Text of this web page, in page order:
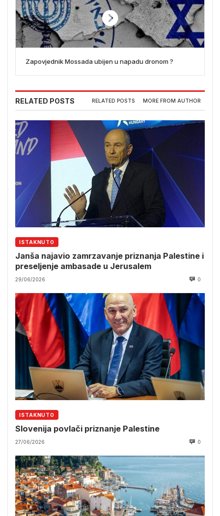
Zapovjednik Mossada ubijen u napadu dronom ?
RELATED POSTS RELATED POSTS MORE FROM AUTHOR
ISTAKNUTO
Janša najavio zamrzavanje priznanja Palestine i
preseljenje ambasade u Jerusalem
29/06/2026 0
ISTAKNUTO
Slovenija povlači priznanje Palestine
27/06/2026 0